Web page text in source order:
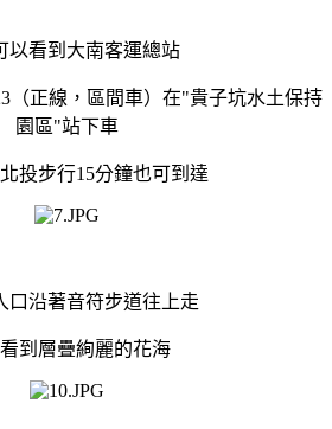
以看到大南客運總站
（正線，區間車）在"貴子坑水土保持
園區"站下車
投步行15分鐘也可到達
口沿著音符步道往上走
到層疊絢麗的花海